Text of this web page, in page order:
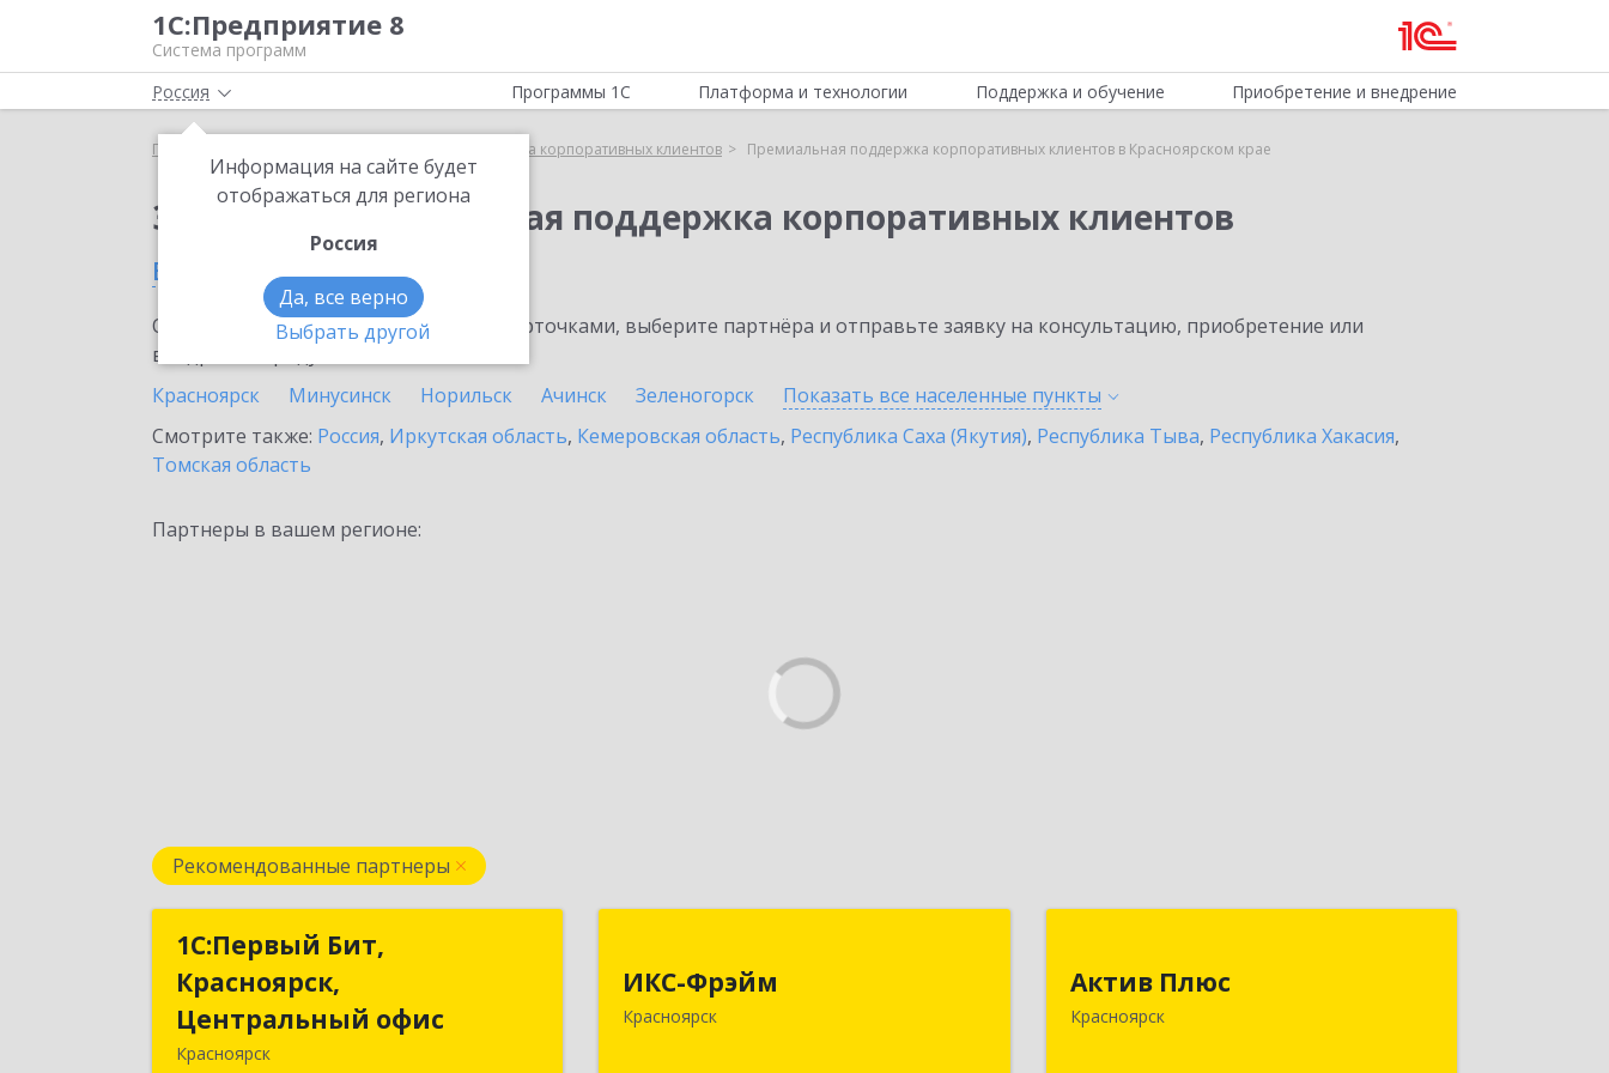
1С:Предприятие 8
Система программ
Россия
Информация на сайте будет
отображаться для региона
Россия
Да, все верно
Выбрать другой
Программы 1С Платформа и технологии Поддержка и обучение Приобретение и внедрение
Главная Премиальная поддержка корпоративных клиентов Премиальная поддержка корпоративных клиентов в Красноярском крае
Заказать Премиальная поддержка корпоративных клиентов
в Красноярском крае
Ознакомьтесь с информационными карточками, выберите партнёра и отправьте заявку на консультацию, приобретение или
внедрение продукта.
Красноярск
Минусинск Норильск Ачинск Зеленогорск Показать все населенные пункты
Смотрите также: Россия, Иркутская область, Кемеровская область, Республика Саха (Якутия), Республика Тыва, Республика Хакасия,
Томская область
Партнеры в вашем регионе:
Рекомендованные партнеры
1С:Первый Бит,
Красноярск,
Центральный офис
Красноярск
1С:Первый Бит,
Центральный офис
ИКС-Фрэйм
Красноярск
Красноярск г, Батурина ул, дом № 32,
Актив Плюс
Красноярск
Красноярск г, Обороны ул, дом № 3,